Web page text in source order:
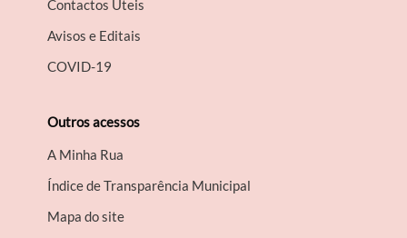
Contactos Úteis
Avisos e Editais
COVID-19
Outros acessos
A Minha Rua
Índice de Transparência Municipal
Mapa do site